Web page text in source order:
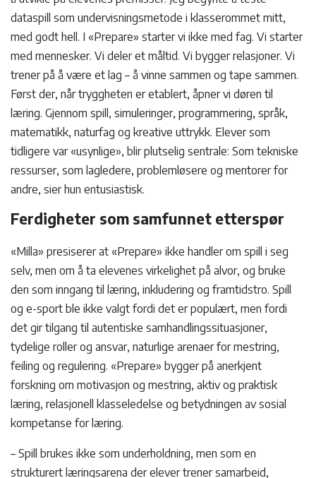
dataspill som undervisningsmetode i klasserommet mitt,
med godt hell. I «Prepare» starter vi ikke med fag. Vi starter
med mennesker. Vi deler et måltid. Vi bygger relasjoner. Vi
trener på å være et lag – å vinne sammen og tape sammen.
Først der, når tryggheten er etablert, åpner vi døren til
læring. Gjennom spill, simuleringer, programmering, språk,
matematikk, naturfag og kreative uttrykk. Elever som
tidligere var «usynlige», blir plutselig sentrale: Som tekniske
ressurser, som lagledere, problemløsere og mentorer for
andre, sier hun entusiastisk.
Ferdigheter som samfunnet etterspør
«Milla» presiserer at «Prepare» ikke handler om spill i seg
selv, men om å ta elevenes virkelighet på alvor, og bruke
den som inngang til læring, inkludering og framtidstro. Spill
og e-sport ble ikke valgt fordi det er populært, men fordi
det gir tilgang til autentiske samhandlingssituasjoner,
tydelige roller og ansvar, naturlige arenaer for mestring,
feiling og regulering. «Prepare» bygger på anerkjent
forskning om motivasjon og mestring, aktiv og praktisk
læring, relasjonell klasseledelse og betydningen av sosial
kompetanse for læring.
– Spill brukes ikke som underholdning, men som en
strukturert læringsarena der elever trener samarbeid,